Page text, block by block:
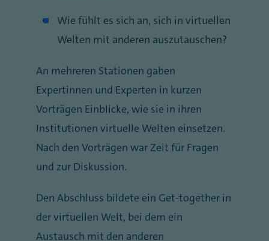
Wie fühlt es sich an, sich in virtuellen
Welten mit anderen auszutauschen?
An mehreren Stationen gaben
Expertinnen und Experten in kurzen
Vorträgen Einblicke, wie sie in ihren
Institutionen virtuelle Welten einsetzen.
Nach den Vorträgen war Zeit für Fragen
und zur Diskussion.
Den Abschluss bildete ein Get-together in
der virtuellen Welt, bei dem ein
Austausch mit den anderen